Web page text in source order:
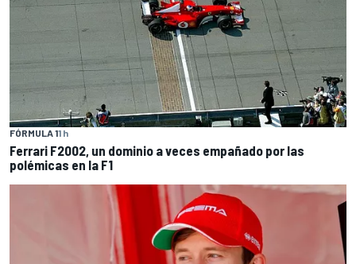
FÓRMULA 11 h
Ferrari F2002, un dominio a veces empañado por las
polémicas en la F1